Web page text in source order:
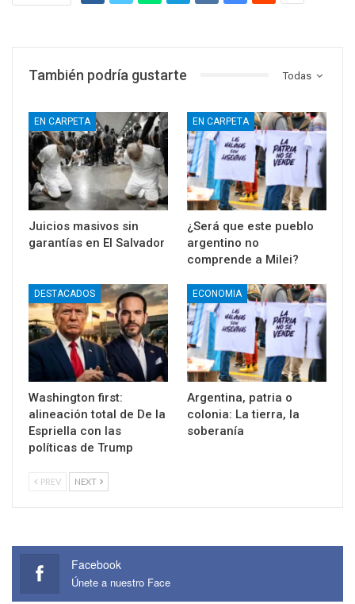
Todas
También podría gustarte
EN CARPETA
Juicios masivos sin
garantías en El Salvador
EN CARPETA
¿Será que este pueblo
argentino no
comprende a Milei?
DESTACADOS
Washington first:
alineación total de De la
Espriella con las
políticas de Trump
ECONOMIA
Argentina, patria o
colonia: La tierra, la
soberanía
PREV NEXT
Facebook
Únete a nuestro Face